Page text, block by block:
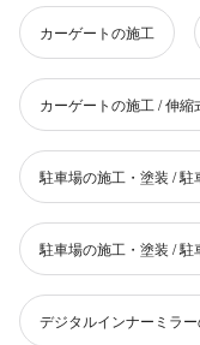
カーゲートの施工
カーゲートの施工 / 伸縮
駐車場の施工・塗装 / 駐
駐車場の施工・塗装 /
デジタルインナーミラ